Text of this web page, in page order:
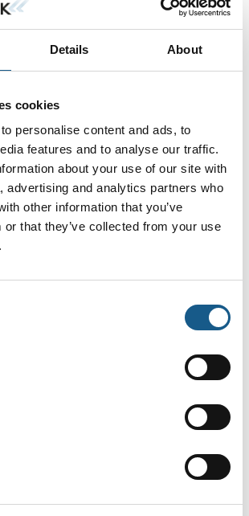
Details About
cookies
personalise content and ads, to
features and to analyse our traffic.
about your use of our site with
advertising and analytics partners who
other information that you’ve
or that they’ve collected from your use
ApS
fleksible løsninger til kabel- og
og sælger komplette
til kabel- og rørgennemføringer. Vores
primært på dedikerede medarbejdere,
klart kundefokus og innovation, der bla.
der fungerer under terræn,
samt værktøj og software, der hjælper
i Sverige i 1990 efter